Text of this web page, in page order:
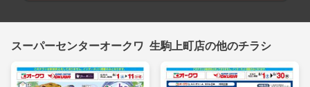
スーパーセンターオークワ 生駒上町店の他のチラシ